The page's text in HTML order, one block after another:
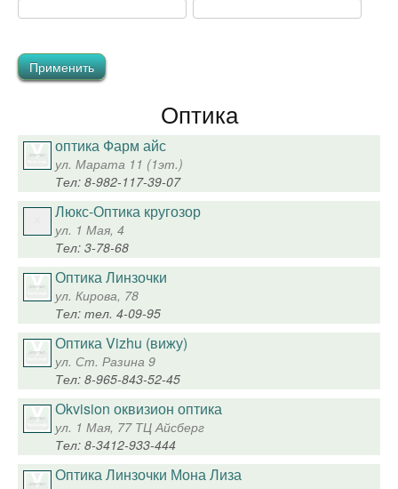
Оптика
оптика Фарм айс
ул. Марата 11 (1эт.)
Тел: 8-982-117-39-07
Люкс-Оптика кругозор
ул. 1 Мая, 4
Тел: 3-78-68
Оптика Линзочки
ул. Кирова, 78
Тел: тел. 4-09-95
Оптика Vizhu (вижу)
ул. Ст. Разина 9
Тел: 8-965-843-52-45
Оkvision оквизион оптика
ул. 1 Мая, 77 ТЦ Айсберг
Тел: 8-3412-933-444
Оптика Линзочки Мона Лиза